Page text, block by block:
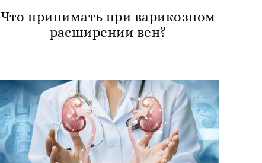
Что принимать при варикозном
расширении вен?